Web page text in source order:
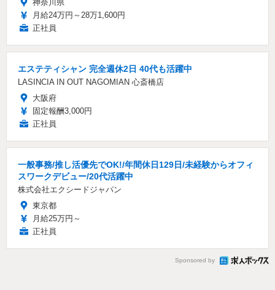
神奈川県
月給24万円～28万1,600円
正社員
エステティシャン 完全週休2日 40代も活躍中
LASINCIA IN OUT NAGOMIAN 心斎橋店
大阪府
固定報酬3,000円
正社員
一般事務/推し活優先でOK!/年間休日129日/未経験からオフィ
スワークデビュー/20代活躍中
株式会社エクシードジャパン
東京都
月給25万円～
正社員
Sponsored by